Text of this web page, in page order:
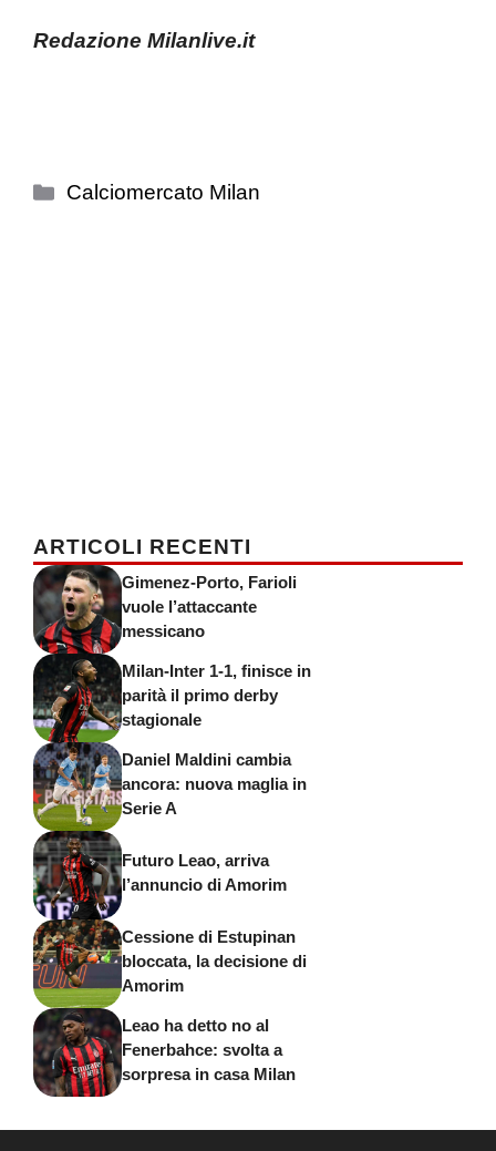
Redazione Milanlive.it
Categorie
Calciomercato Milan
ARTICOLI RECENTI
Gimenez-Porto, Farioli
vuole l’attaccante
messicano
Milan-Inter 1-1, finisce in
parità il primo derby
stagionale
Daniel Maldini cambia
ancora: nuova maglia in
Serie A
Futuro Leao, arriva
l’annuncio di Amorim
Cessione di Estupinan
bloccata, la decisione di
Amorim
Leao ha detto no al
Fenerbahce: svolta a
sorpresa in casa Milan